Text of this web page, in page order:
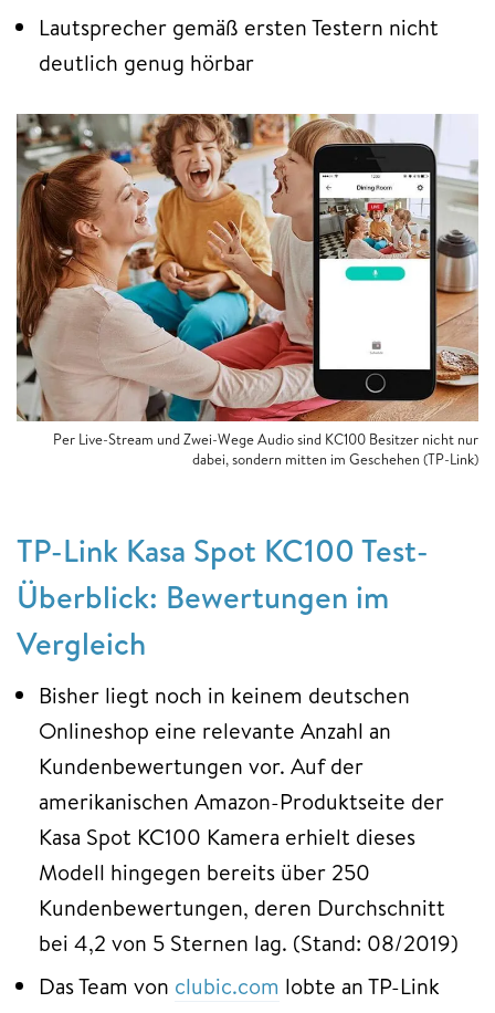
Lautsprecher gemäß ersten Testern nicht
deutlich genug hörbar
Per Live-Stream und Zwei-Wege Audio sind KC100 Besitzer nicht nur
dabei, sondern mitten im Geschehen (TP-Link)
TP-Link Kasa Spot KC100 Test-
Überblick: Bewertungen im
Vergleich
Bisher liegt noch in keinem deutschen
Onlineshop eine relevante Anzahl an
Kundenbewertungen vor. Auf der
amerikanischen Amazon-Produktseite der
Kasa Spot KC100 Kamera erhielt dieses
Modell hingegen bereits über 250
Kundenbewertungen, deren Durchschnitt
bei 4,2 von 5 Sternen lag. (Stand: 08/2019)
Das Team von clubic.com lobte an TP-Link